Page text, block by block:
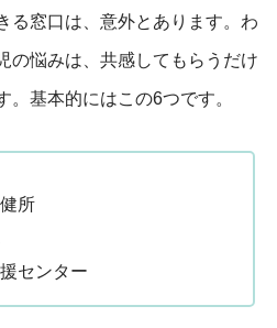
る窓口は、意外とあります。わ
の悩みは、共感してもらうだけ
。基本的にはこの6つです。
所
センター